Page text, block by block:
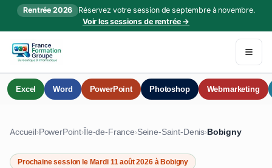
Rentrée 2026
Réservez votre session de septembre à novembre.
Voir les sessions de rentrée →
Excel Word PowerPoint Photoshop Webmarketing
Accueil›PowerPoint›Île-de-France›Seine-Saint-Denis›Bobigny
Prochaine session le Mardi 11 août 2026 à Bobigny